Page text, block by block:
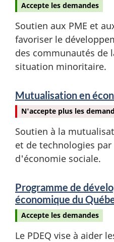
Accepte les demandes
Soutien aux PME et
favoriser le
des communautés de
situation minoritaire.
Mutualisation en
N'accepte plus les
Soutien à la
et de technologies
d'économie sociale.
Programme de
économique du
Accepte les demandes
Le PDEQ vise à aider